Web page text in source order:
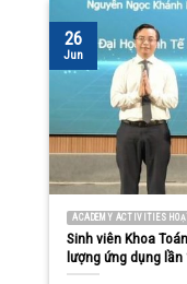
ACADEMY ACTIVITIES
Sinh viên Khoa
lượng ứng dụng lần
26
Jun